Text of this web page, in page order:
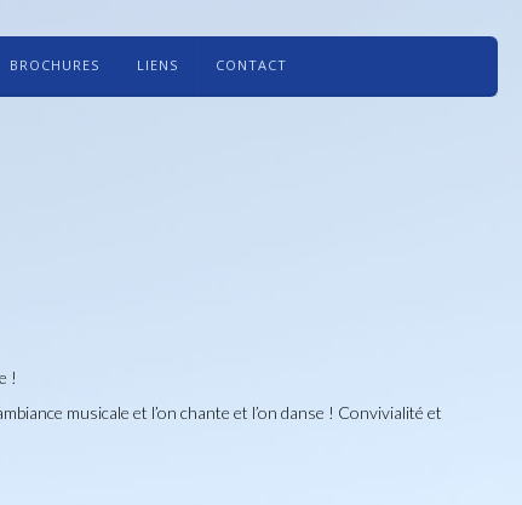
BROCHURES LIENS CONTACT
!
musicale et l’on chante et l’on danse ! Convivialité et